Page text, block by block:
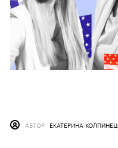
АВТОР ЕКАТЕРИНА КОЛПИНЕЦ